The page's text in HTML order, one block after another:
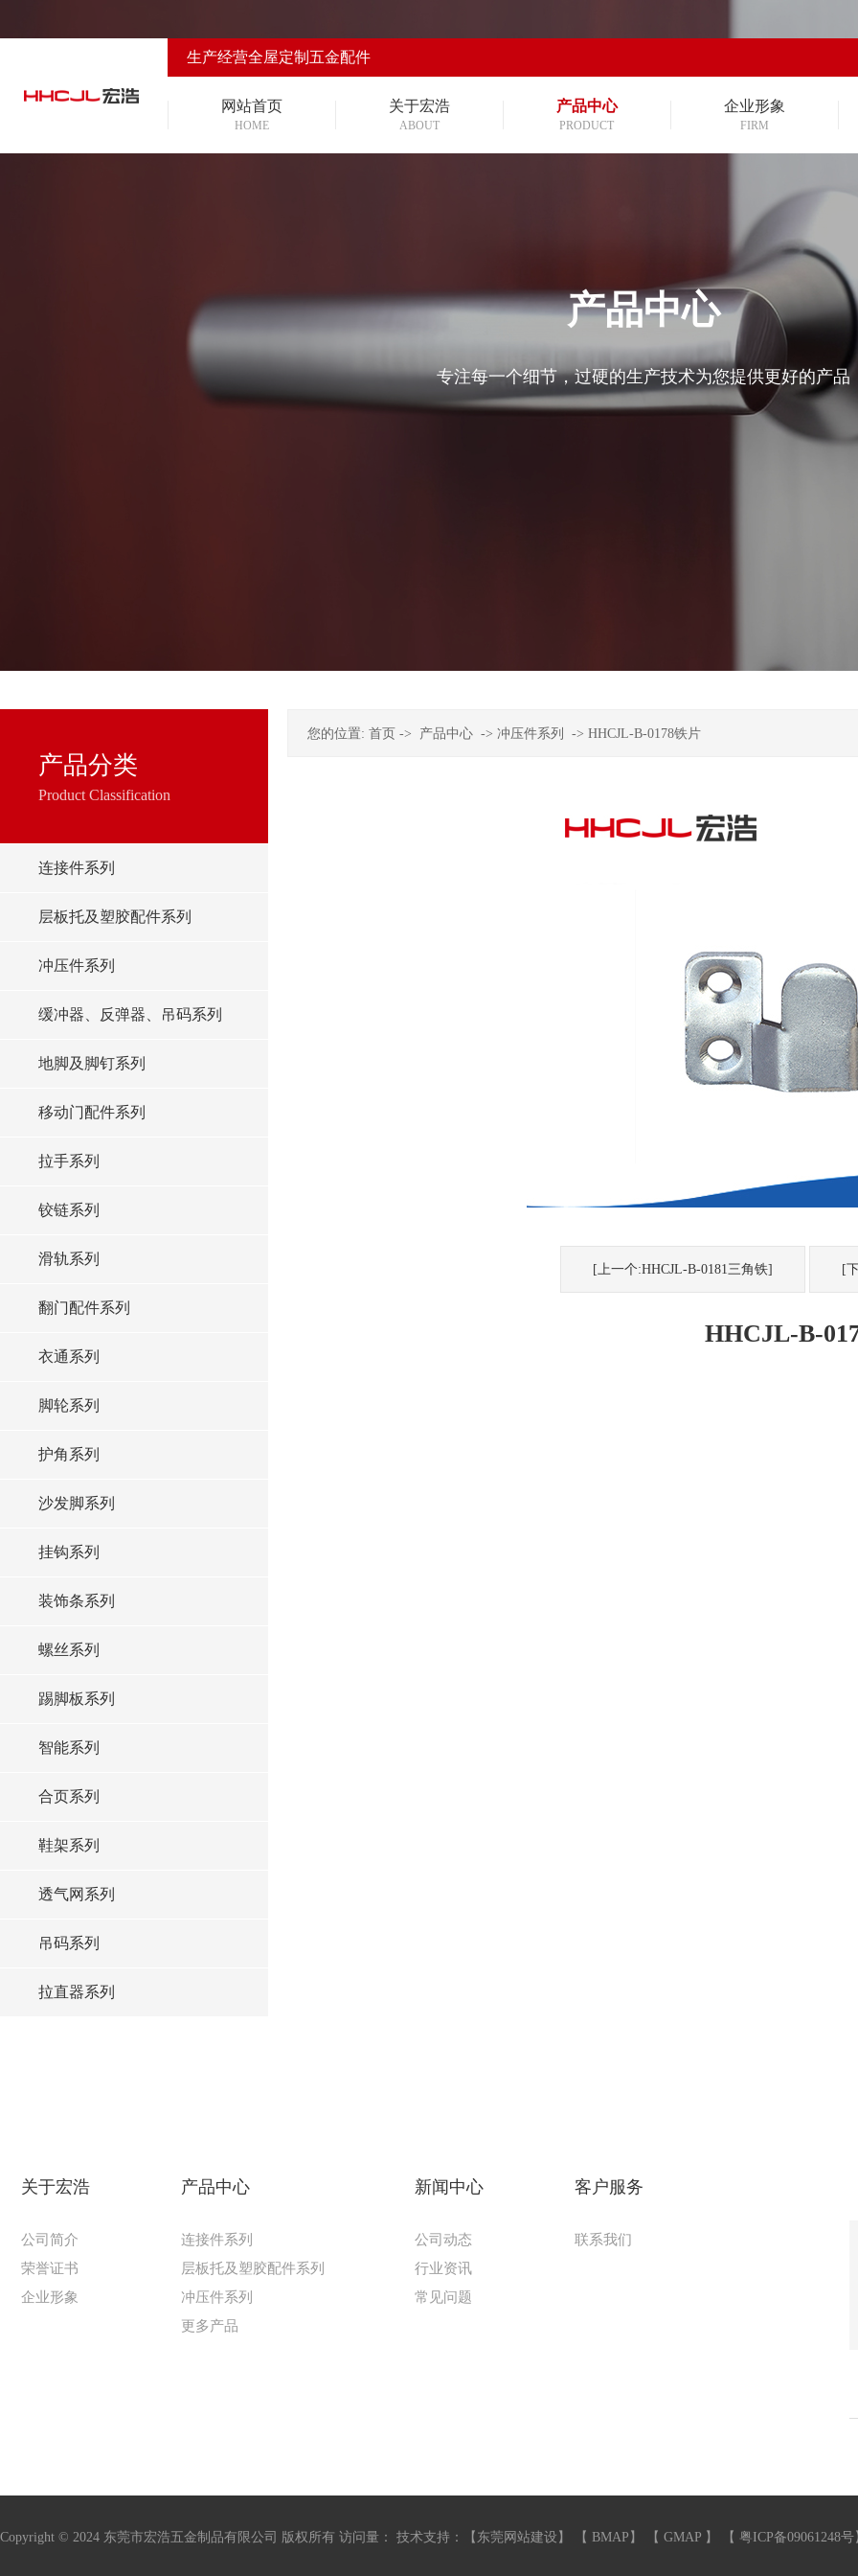
生产经营全屋定制五金配件
网站首页
HOME
关于宏浩
ABOUT
产品中心
PRODUCT
企业形象
FIRM
产品中心
专注每一个细节，过硬的生产技术为您提供更好的产品
产品分类
Product Classification
连接件系列
层板托及塑胶配件系列
冲压件系列
缓冲器、反弹器、吊码系列
地脚及脚钉系列
移动门配件系列
拉手系列
铰链系列
滑轨系列
翻门配件系列
衣通系列
脚轮系列
护角系列
沙发脚系列
挂钩系列
装饰条系列
螺丝系列
踢脚板系列
智能系列
合页系列
鞋架系列
透气网系列
吊码系列
拉直器系列
您的位置: 首页 -> 产品中心 -> 冲压件系列 -> HHCJL-B-0178铁片
[上一个:HHCJL-B-0181三角铁] [
HHCJL-B-
关于宏浩
公司简介
荣誉证书
企业形象
产品中心
连接件系列
层板托及塑胶配件系列
冲压件系列
更多产品
新闻中心
公司动态
行业资讯
常见问题
客户服务
联系我们
Copyright © 2024 东莞市宏浩五金制品有限公司 版权所有 访问量： 技术支持：【 东莞网站建设 】 【 BMAP 】 【 GMAP 】 【 粤ICP备09061248号